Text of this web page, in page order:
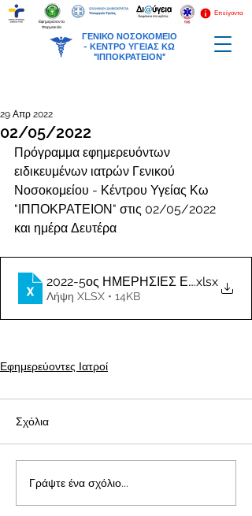
ΓΕΝΙΚΟ ΝΟΣΟΚΟΜΕΙΟ
- ΚΕΝΤΡΟ ΥΓΕΙΑΣ ΚΩ
"ΙΠΠΟΚΡΑΤΕΙΟΝ"
Επείγοντα
Εφημερεύοντα
Φαρμακεία
02/05/2022
29 Απρ 2022
Πρόγραμμα εφημερευόντων
ειδικευμένων ιατρών Γενικού
Νοσοκομείου - Κέντρου Υγείας Κω
"ΙΠΠΟΚΡΑΤΕΙΟΝ" στις 02/05/2022
και ημέρα Δευτέρα
2022-5ος ΗΜΕΡΗΣΙΕΣ ΕΦΗΜΕΡΙΕΣ
.xlsx
Λήψη XLSX • 14KB
Εφημερεύοντες Ιατροί
Σχόλια
Γράψτε ένα σχόλιο...